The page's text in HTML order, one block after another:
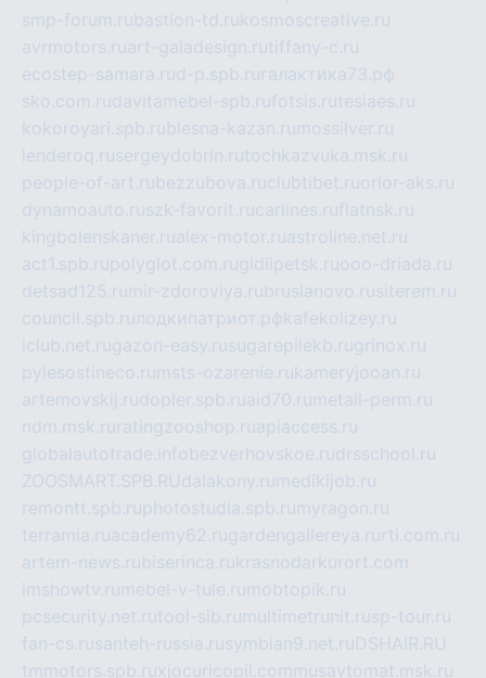
smp-forum.rubastion-td.rukosmoscreative.ru
avrmotors.ruart-galadesign.rutiffany-c.ru
ecostep-samara.rud-p.spb.ru галактика73.рф
sko.com.rudavitamebel-spb.rufotsis.rutesiaes.ru
kokoroyari.spb.rublesna-kazan.ru mossilver.ru
lenderoq.rusergeydobrin.rutochkazvuka.msk.ru
people-of-art.rubezzubova.ruclubtibet.ruorior-aks.ru
dynamoauto.ruszk-favorit.rucarlines.ruflatnsk.ru
kingbolenskaner.rualex-motor.ruastroline.net.ru
act1.spb.rupolyglot.com.rugidlipetsk.ruooo-driada.ru
detsad125.ru mir-zdoroviya.rubruslanovo.rusiterem.ru
council.spb.ruлодкипатриот.рфkafekolizey.ru
iclub.net.rugazon-easy.rusugarepilekb.rugrinox.ru
pylesostineco.ru msts-ozarenie.rukameryjooan.ru
artemovskij.rudopler.spb.ruaid70.ru metall-perm.ru
ndm.msk.ru ratingzooshop.ruapiaccess.ru
globalautotrade.info bezverhovskoe.rudrsschool.ru
ZOOSMART.SPB.RUdalakony.ru medikijob.ru
remontt.spb.ruphotostudia.spb.ru myragon.ru
terramia.ruacademy62.rugardengallereya.ru rti.com.ru
artem-news.rubiserinca.rukrasnodarkurort.com
imshowtv.ru mebel-v-tule.ru mobtopik.ru
pcsecurity.net.rutool-sib.ru multimetrunit.rusp-tour.ru
fan-cs.rusanteh-russia.rusymbian9.net.ruDSHAIR.RU
tmmotors.spb.ruxjocuricopii.com musavtomat.msk.ru